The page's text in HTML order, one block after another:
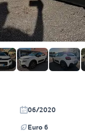
06/2020
Euro 6